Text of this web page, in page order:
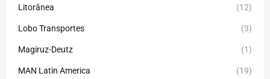
Litorânea (12)
Lobo Transportes (3)
Magiruz-Deutz (1)
MAN Latin America (19)